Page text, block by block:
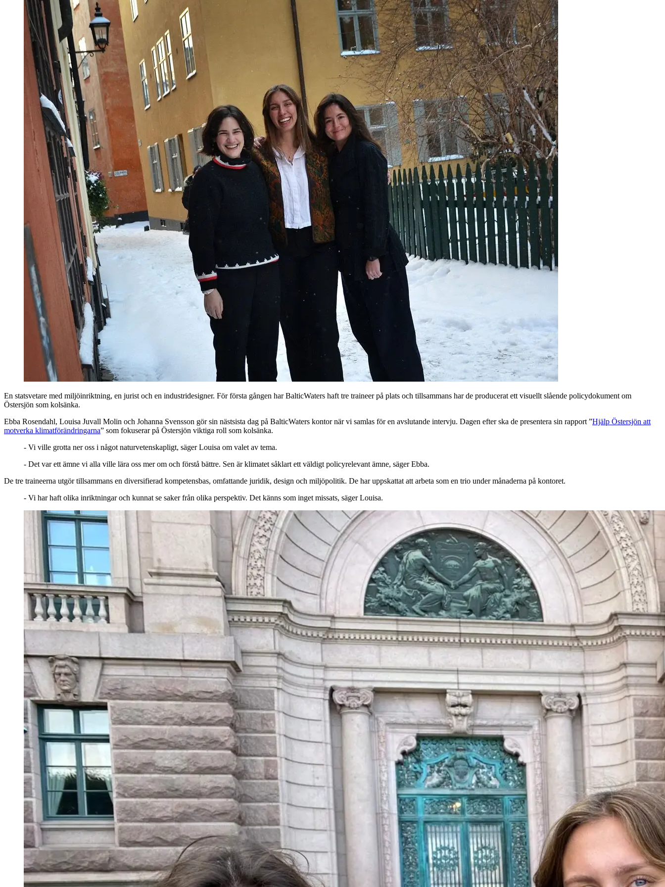
En statsvetare med miljöinriktning, en jurist och en industridesigner. För första gången har BalticWaters haft tre traineer på plats och tillsammans har de producerat ett visuellt slående policydokument om
Östersjön som kolsänka.
Ebba Rosendahl, Louisa Juvall Molin och Johanna Svensson gör sin nästsista dag på BalticWaters kontor när vi samlas för en avslutande intervju. Dagen efter ska de presentera sin rapport ”Hjälp Östersjön att
motverka klimatförändringarna” som fokuserar på Östersjön viktiga roll som kolsänka.
- Vi ville grotta ner oss i något naturvetenskapligt, säger Louisa om valet av tema.
- Det var ett ämne vi alla ville lära oss mer om och förstå bättre. Sen är klimatet såklart ett väldigt policyrelevant ämne, säger Ebba.
De tre traineerna utgör tillsammans en diversifierad kompetensbas, omfattande juridik, design och miljöpolitik. De har uppskattat att arbeta som en trio under månaderna på kontoret.
- Vi har haft olika inriktningar och kunnat se saker från olika perspektiv. Det känns som inget missats, säger Louisa.